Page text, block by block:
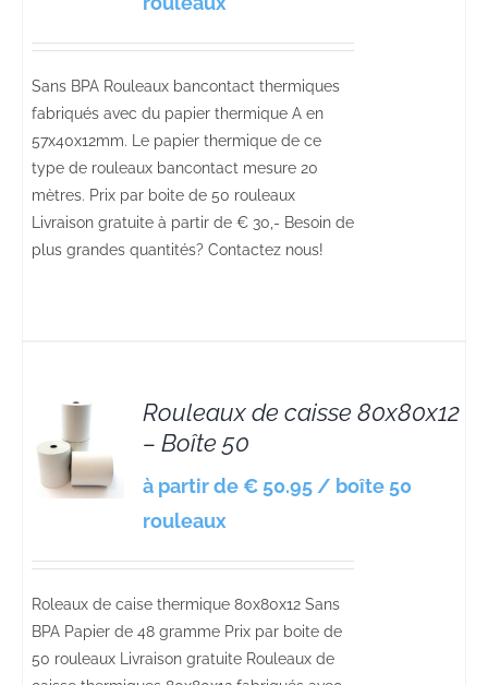
Sans BPA Rouleaux bancontact thermiques
fabriqués avec du papier thermique A en
57x40x12mm. Le papier thermique de ce
type de rouleaux bancontact mesure 20
mètres. Prix par boite de 50 rouleaux
Livraison gratuite à partir de € 30,- Besoin de
plus grandes quantités? Contactez nous!
Rouleaux de caisse 80x80x12
– Boîte 50
à partir de € 50.95 / boîte 50
rouleaux
Roleaux de caise thermique 80x80x12 Sans
BPA Papier de 48 gramme Prix par boite de
50 rouleaux Livraison gratuite Rouleaux de